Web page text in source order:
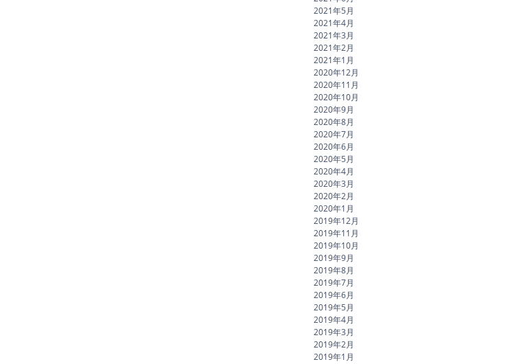
2021年5月
2021年4月
2021年3月
2021年2月
2021年1月
2020年12月
2020年11月
2020年10月
2020年9月
2020年8月
2020年7月
2020年6月
2020年5月
2020年4月
2020年3月
2020年2月
2020年1月
2019年12月
2019年11月
2019年10月
2019年9月
2019年8月
2019年7月
2019年6月
2019年5月
2019年4月
2019年3月
2019年2月
2019年1月